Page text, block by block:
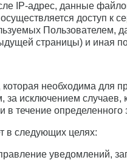
IP-адрес, данные
доступ к
Пользователем,
страницы) и иная
необходима для
исключением случаев,
течение определенного
в следующих целях:
уведомлений,